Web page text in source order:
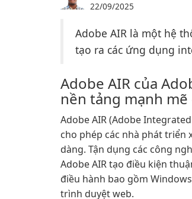
22/09/2025
Adobe AIR là một hệ
tạo ra các ứng dụng
Adobe AIR của
nền tảng mạnh
Adobe AIR (Adobe
cho phép các nhà phát triển
dàng. Tận dụng các công
Adobe AIR tạo điều kiện
điều hành bao gồm
trình duyệt web.